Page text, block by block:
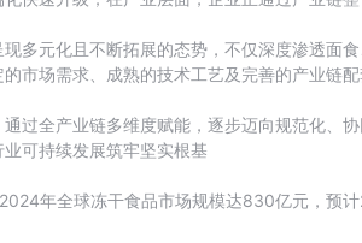
多元化且不断拓展的态势，不仅深度渗透面
市场需求、成熟的技术工艺及完善的产业链
过全产业链多维度赋能，逐步迈向规范化、
可持续发展筑牢坚实根基
年全球冻干食品市场规模达830亿元，预